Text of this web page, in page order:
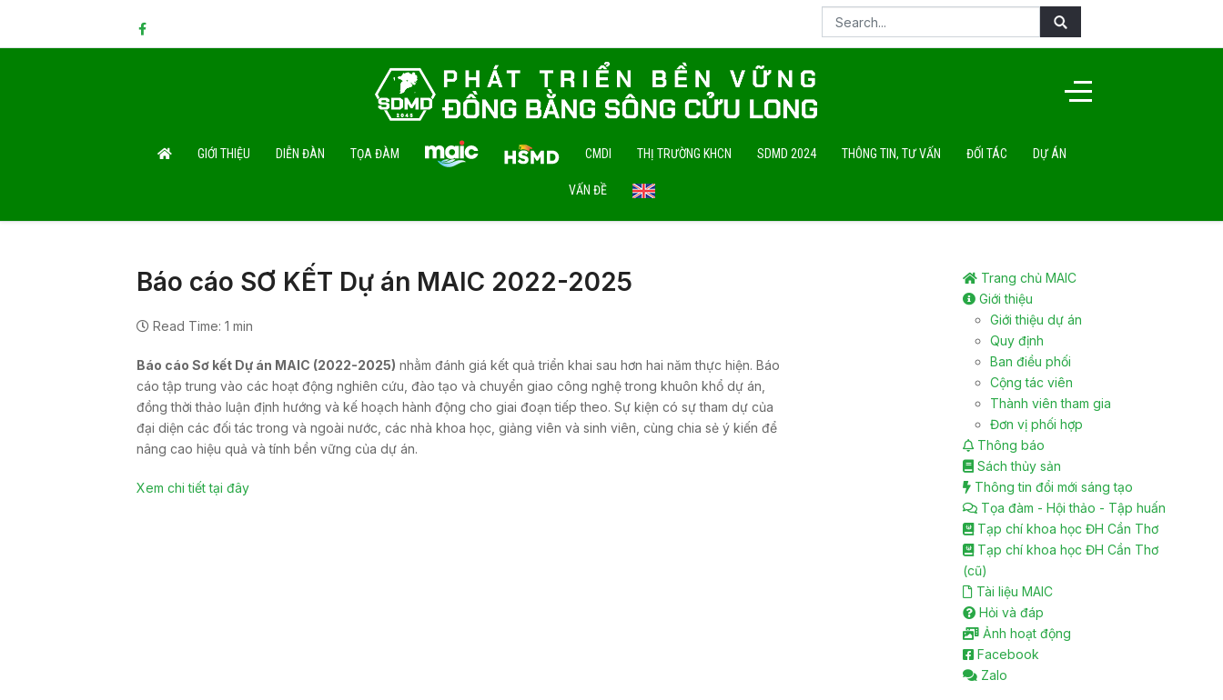
GIỚI THIỆU DIỄN ĐÀN TỌA ĐÀM CMDI THỊ TRƯỜNG KHCN SDMD 2024 THÔNG TIN, TƯ VẤN ĐỐI TÁC DỰ ÁN
VẤN ĐỀ
Báo cáo SƠ KẾT Dự án MAIC 2022-2025
Read Time: 1 min
Báo cáo Sơ kết Dự án MAIC (2022-2025) nhằm đánh giá kết quả triển khai sau hơn hai năm thực hiện. Báo
cáo tập trung vào các hoạt động nghiên cứu, đào tạo và chuyển giao công nghệ trong khuôn khổ dự án,
đồng thời thảo luận định hướng và kế hoạch hành động cho giai đoạn tiếp theo. Sự kiện có sự tham dự của
đại diện các đối tác trong và ngoài nước, các nhà khoa học, giảng viên và sinh viên, cùng chia sẻ ý kiến để
nâng cao hiệu quả và tính bền vững của dự án.
Xem chi tiết tại đây
Trang chủ MAIC
Giới thiệu
Giới thiệu dự án
Quy định
Ban điều phối
Cộng tác viên
Thành viên tham gia
Đơn vị phối hợp
Thông báo
Sách thủy sản
Thông tin đổi mới sáng tạo
Tọa đàm - Hội thảo - Tập huấn
Tạp chí khoa học ĐH Cần Thơ
Tạp chí khoa học ĐH Cần Thơ
(cũ)
Tài liệu MAIC
Hỏi và đáp
Ảnh hoạt động
Facebook
Zalo